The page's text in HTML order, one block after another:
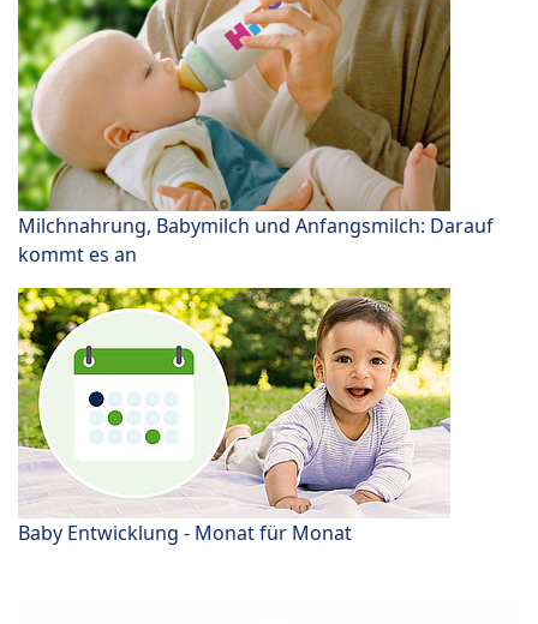
Milchnahrung, Babymilch und Anfangsmilch: Darauf
kommt es an
Baby Entwicklung - Monat für Monat